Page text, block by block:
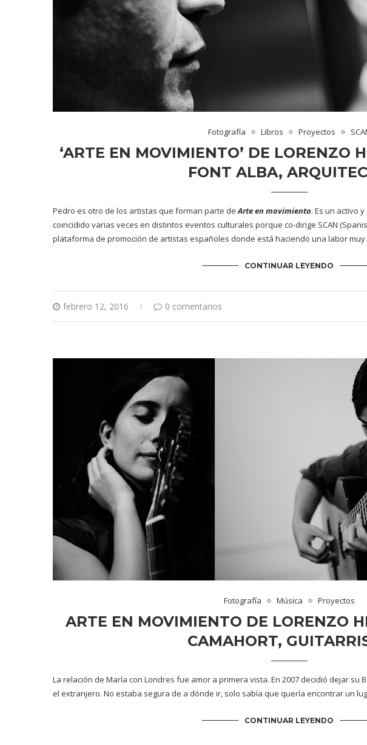
Fotografía Libros Proyectos
‘ARTE EN MOVIMIENTO’ DE LORENZO
FONT ALBA,
Pedro es otro de los artistas que forman parte deArte en movimiento. Es un activo
coincidido varias veces en distintos eventos culturales porque co-dirige SCAN
plataforma de promoción de artistas españoles donde está haciendo una labor
CONTINUAR LEYENDO
febrero 12, 2016 0 comentarios
Fotografía Música Proyectos
ARTE EN MOVIMIENTO DE LORENZO
CAMAHORT,
La relación de María con Londres fue amor a primera vista. En 2007 decidió dejar
el extranjero. No estaba segura de a dónde ir, solo sabía que quería encontrar un
CONTINUAR LEYENDO